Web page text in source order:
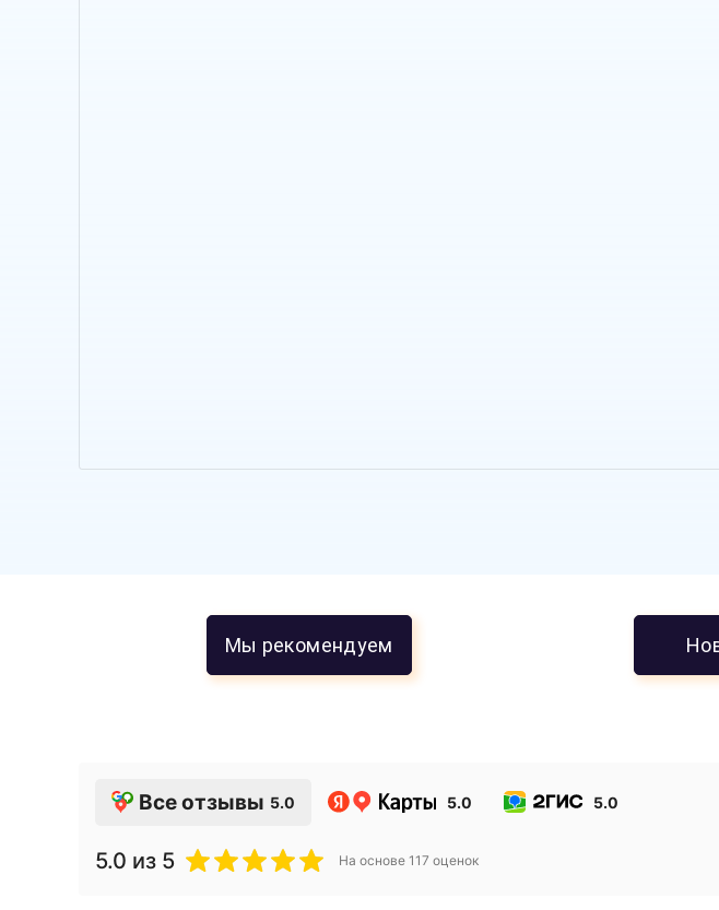
Мы рекомендуем
Все отзывы 5.0 5.0 5.0
5.0 из 5 На основе 117 оценок